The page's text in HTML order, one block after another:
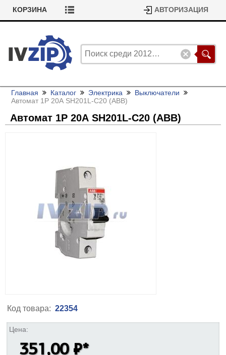
КОРЗИНА АВТОРИЗАЦИЯ
Главная Каталог Электрика
Выключатели
Автомат 1P 20А SH201L-C20 (ABB)
Автомат 1P 20А SH201L-C20 (ABB)
Код товара: 22354
Цена:
351,00 ₽*